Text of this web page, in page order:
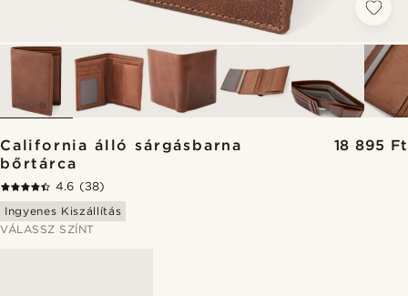
California álló sárgásbarna
bőrtárca
18 895 Ft
4.6 (38)
Ingyenes Kiszállítás
VÁLASSZ SZÍNT